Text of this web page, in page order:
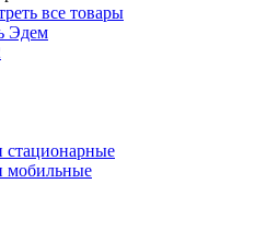
все товары
Эдем
стационарные
мобильные